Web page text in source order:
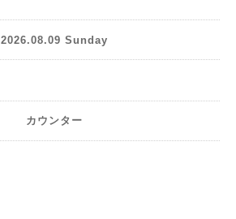
2026.08.09 Sunday
カウンター